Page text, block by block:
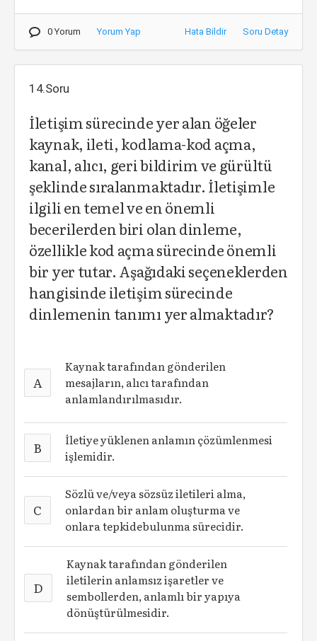
0 Yorum Yorum Yap Hata Bildir Soru Detay
14.Soru
İletişim sürecinde yer alan öğeler
kaynak, ileti, kodlama-kod açma,
kanal, alıcı, geri bildirim ve gürültü
şeklinde sıralanmaktadır. İletişimle
ilgili en temel ve en önemli
becerilerden biri olan dinleme,
özellikle kod açma sürecinde önemli
bir yer tutar. Aşağıdaki seçeneklerden
hangisinde iletişim sürecinde
dinlemenin tanımı yer almaktadır?
A
Kaynak tarafından gönderilen
mesajların, alıcı tarafından
anlamlandırılmasıdır.
B
İletiye yüklenen anlamın çözümlenmesi
işlemidir.
C
Sözlü ve/veya sözsüz iletileri alma,
onlardan bir anlam oluşturma ve
onlara tepkidebulunma sürecidir.
D
Kaynak tarafından gönderilen
iletilerin anlamsız işaretler ve
sembollerden, anlamlı bir yapıya
dönüştürülmesidir.